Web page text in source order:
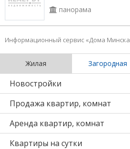
панорама
Информационный сервис «Дома
Жилая Загородная
Новостройки
Продажа квартир, комнат
Аренда квартир, комнат
Квартиры на сутки